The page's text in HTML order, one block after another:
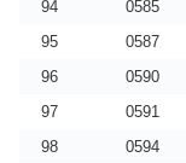
94
0585
95
0587
96
0590
97
0591
98
0594